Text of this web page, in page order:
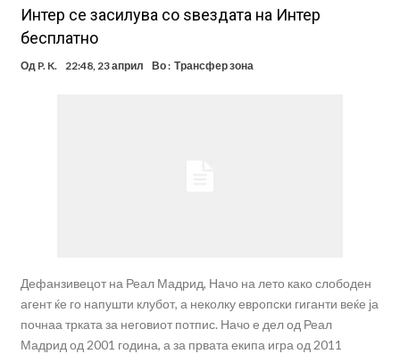
Интер се засилува со ѕвездата на Интер
бесплатно
Од P. K. 22:48, 23 април Во : Трансфер зона
Дефанзивецот на Реал Мадрид, Начо на лето како слободен
агент ќе го напушти клубот, а неколку европски гиганти веќе ја
почнаа трката за неговиот потпис. Начо е дел од Реал
Мадрид од 2001 година, а за првата екипа игра од 2011